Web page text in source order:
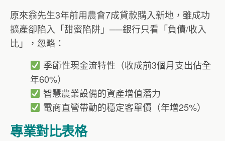
原來翁先生3年前用農會7成貸款購入新地，雖成功
擴產卻陷入「甜蜜陷阱」──銀行只看「負債/收入
比」，忽略：
季節性現金流特性（收成前3個月支出佔全
年60%）
智慧農業設備的資產增值潛力
電商直營帶動的穩定客單價（年增25%）
專業對比表格